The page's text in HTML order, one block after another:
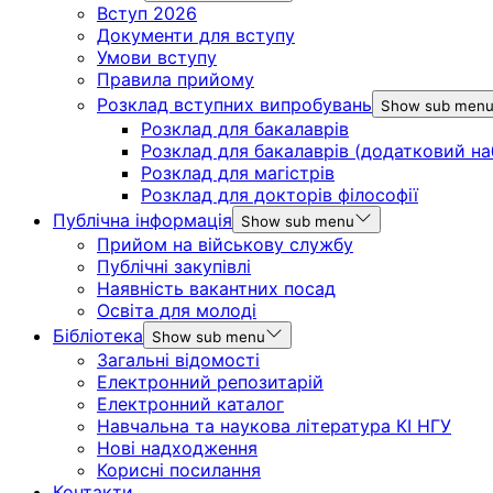
Вступ 2026
Документи для вступу
Умови вступу
Правила прийому
Розклад вступних випробувань
Show sub menu
Розклад для бакалаврів
Розклад для бакалаврів (додатковий
Розклад для магістрів
Розклад для докторів філософії
Публічна інформація
Show sub menu
Прийом на військову службу
Публічні закупівлі
Наявність вакантних посад
Освіта для молоді
Бібліотека
Show sub menu
Загальні відомості
Електронний репозитарій
Електронний каталог
Навчальна та наукова література КІ НГУ
Нові надходження
Корисні посилання